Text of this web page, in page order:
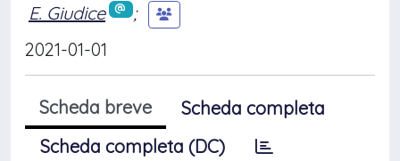
E. Giudice
;
2021-01-01
Scheda breve
Scheda completa
Scheda completa (DC)